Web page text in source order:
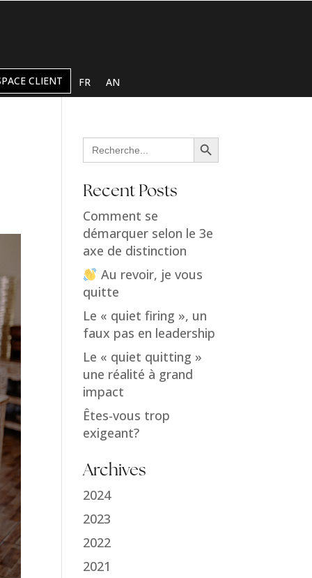
CLIENT FR AN
Search
for:
Search Button
Recent Posts
Comment se
démarquer selon le 3e
axe de distinction
Au revoir, je vous
quitte
Le « quiet firing », un
faux pas en leadership
Le « quiet quitting »
une réalité à grand
impact
Êtes-vous trop
exigeant?
Archives
2024
2023
2022
2021